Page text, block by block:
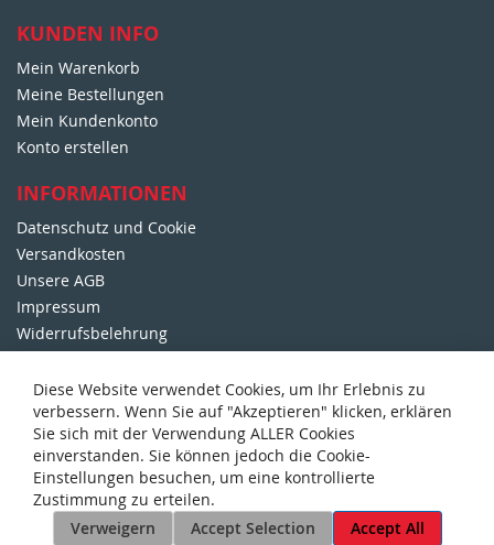
w
s
l
e
t
e
:
KUNDEN INFO
Mein Warenkorb
Meine Bestellungen
Mein Kundenkonto
Konto erstellen
INFORMATIONEN
Datenschutz und Cookie
Versandkosten
Unsere AGB
Impressum
Widerrufsbelehrung
DORFMETZGEREI WALTER
Über Uns
125 Jahre Metzgerei Walter
Sonder-Prospekte
Unser Party-Service
Kontakt mit uns
Diese Website verwendet Cookies, um Ihr Erlebnis zu
verbessern. Wenn Sie auf "Akzeptieren" klicken, erklären
Sie sich mit der Verwendung ALLER Cookies
einverstanden. Sie können jedoch die Cookie-
Einstellungen besuchen, um eine kontrollierte
Zustimmung zu erteilen.
Verweigern
Accept Selection Accept All